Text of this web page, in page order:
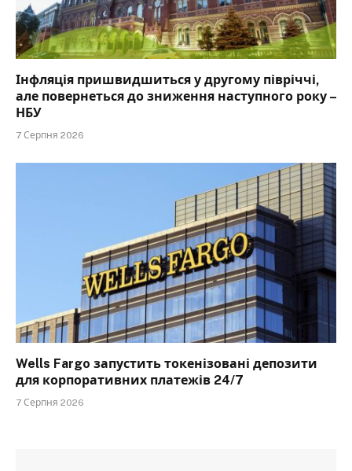
Інфляція пришвидшиться у другому півріччі,
але повернеться до зниження наступного року –
НБУ
7 Серпня 2026
Wells Fargo запустить токенізовані депозити
для корпоративних платежів 24/7
7 Серпня 2026